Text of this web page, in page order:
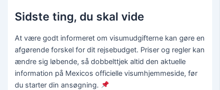
Sidste ting, du skal vide
At være godt informeret om visumudgifterne kan gøre en
afgørende forskel for dit rejsebudget. Priser og regler kan
ændre sig løbende, så dobbelttjek altid den aktuelle
information på Mexicos officielle visumhjemmeside, før
du starter din ansøgning.